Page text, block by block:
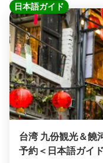
日本語ガイド
台湾 九份観光＆饒
予約＜日本語ガイ